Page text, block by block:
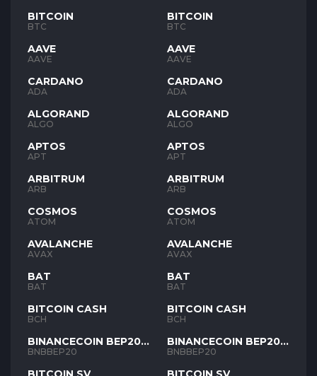
BITCOIN
BTC
AAVE
AAVE
CARDANO
ADA
ALGORAND
ALGO
APTOS
APT
ARBITRUM
ARB
COSMOS
ATOM
AVALANCHE
AVAX
BAT
BAT
BITCOIN CASH
BCH
BINANCECOIN BEP20
BNB
BNBBEP20
BITCOIN
BTC
AAVE
AAVE
CARDANO
ADA
ALGORAND
ALGO
APTOS
APT
ARBITRUM
ARB
COSMOS
ATOM
AVALANCHE
AVAX
BAT
BAT
BITCOIN CASH
BCH
BINANCECOIN BEP20
BNB
BNBBEP20